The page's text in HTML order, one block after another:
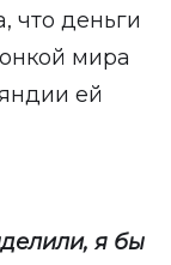
что деньги
мира
ей
я бы